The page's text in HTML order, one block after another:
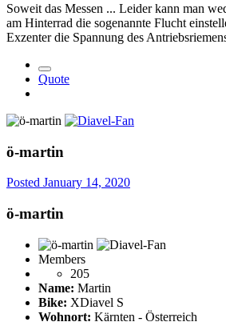
Soweit das Messen ... Leider kann man
am Hinterrad die sogenannte Flucht
Exzenter die Spannung des
Quote
ö-martin
Posted January 14, 2020
ö-martin
Members
205
Name: Martin
Bike: XDiavel S
Wohnort: Kärnten - Österreich